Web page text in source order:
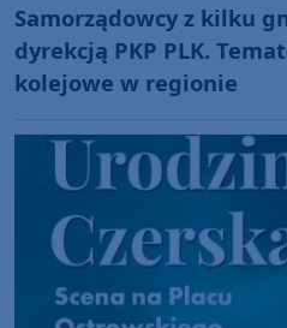
Samorządowcy z kilku
dyrekcją PKP PLK.
kolejowe w regionie